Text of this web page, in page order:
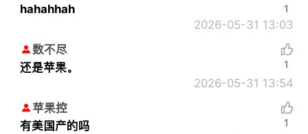
hahahhah
2026-05-31 13:03
1
数不尽
还是苹果。
2026-05-31 13:54
1
苹果控
有美国产的吗
1